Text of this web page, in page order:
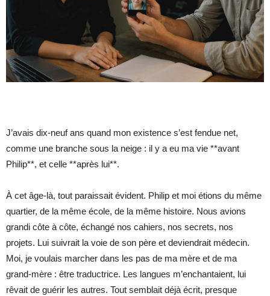
J’avais dix-neuf ans quand mon existence s’est fendue net,
comme une branche sous la neige : il y a eu ma vie **avant
Philip**, et celle **après lui**.
À cet âge-là, tout paraissait évident. Philip et moi étions du même
quartier, de la même école, de la même histoire. Nous avions
grandi côte à côte, échangé nos cahiers, nos secrets, nos
projets. Lui suivrait la voie de son père et deviendrait médecin.
Moi, je voulais marcher dans les pas de ma mère et de ma
grand-mère : être traductrice. Les langues m’enchantaient, lui
rêvait de guérir les autres. Tout semblait déjà écrit, presque